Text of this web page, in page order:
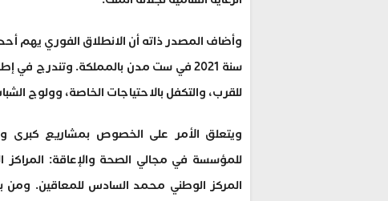
وأضاف المصدر ذاته أن الانطلاق الفوري يهم أحد
سنة 2021 في ست مدن بالمملكة. وتندرج
للقرب، والتكفل بالاحتياجات الخاصة، وولوج
ويتعلق الأمر على الخصوص بمشاريع كبرى
للمؤسسة في مجالي الصحة والإعاقة: